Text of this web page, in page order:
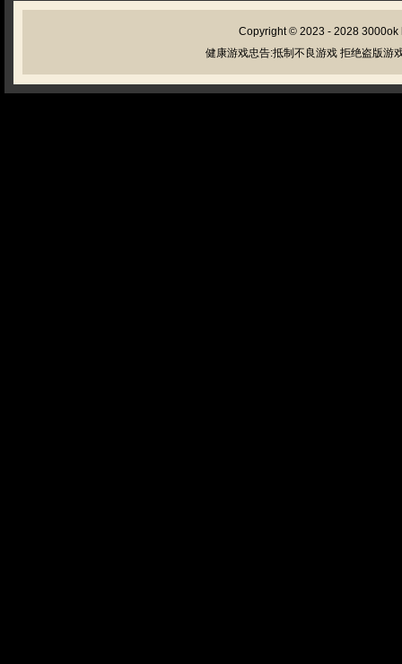
Copyright © 2023 - 2028 3000ok
健康游戏忠告:抵制不良游戏 拒绝盗版游